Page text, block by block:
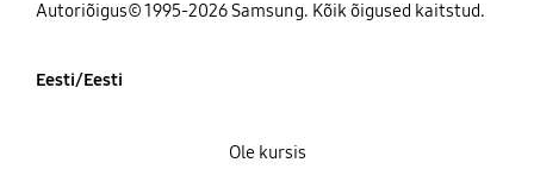
Autoriõigus© 1995-2026 Samsung. Kõik õigused kaitstud.
Eesti/Eesti
Ole kursis